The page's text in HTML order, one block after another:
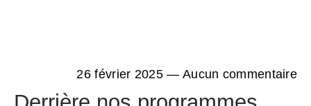
26 février 2025 — Aucun commentaire